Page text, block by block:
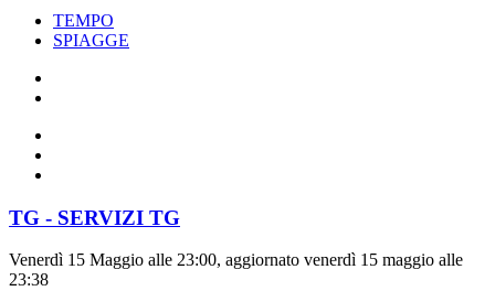
TEMPO
SPIAGGE
TG - SERVIZI TG
Venerdì 15 Maggio alle 23:00, aggiornato venerdì 15 maggio alle
23:38